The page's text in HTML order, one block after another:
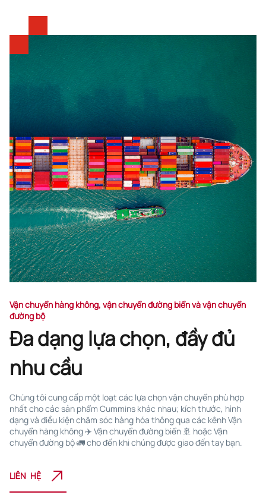
Vận chuyển hàng không, vận chuyển đường biển và vận chuyển
đường bộ
Đa dạng lựa chọn, đầy đủ
nhu cầu
Chúng tôi cung cấp một loạt các lựa chọn vận chuyển phù hợp
nhất cho các sản phẩm Cummins khác nhau; kích thước, hình
dạng và điều kiện chăm sóc hàng hóa thông qua các kênh Vận
chuyển hàng không ✈️ Vận chuyển đường biển 🚢 hoặc Vận
chuyển đường bộ 🚛 cho đến khi chúng được giao đến tay bạn.
LIÊN HỆ